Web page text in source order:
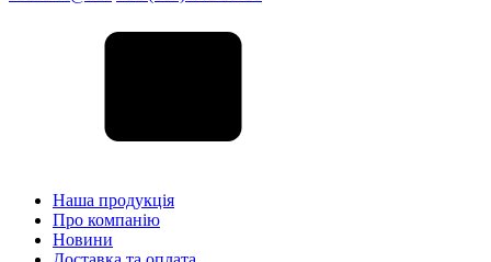
Наша продукція
Про компанію
Новини